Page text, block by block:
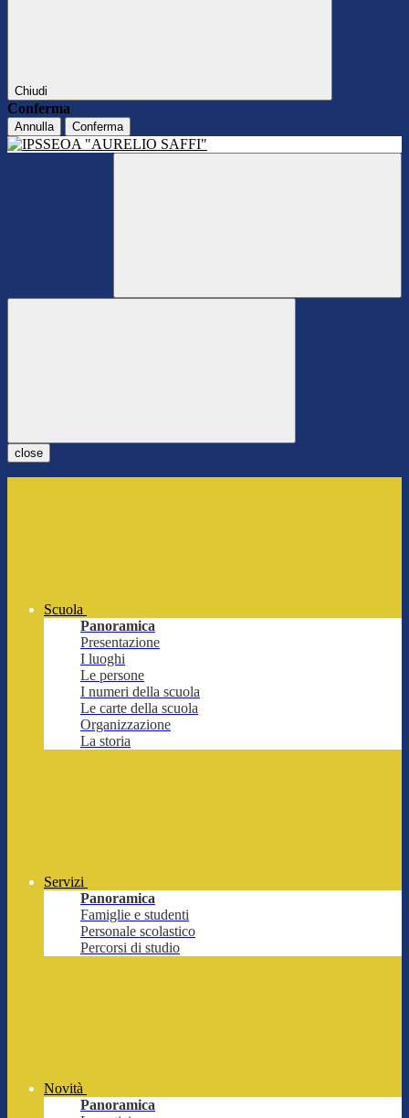
Chiudi
Conferma
Annulla Conferma
close
Scuola
Panoramica
Presentazione
I luoghi
Le persone
I numeri della scuola
Le carte della scuola
Organizzazione
La storia
Servizi
Panoramica
Famiglie e studenti
Personale scolastico
Percorsi di studio
Novità
Panoramica